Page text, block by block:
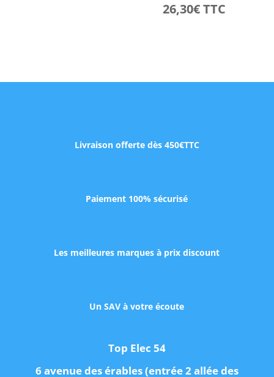
26,30€TTC
Livraison offerte dès 450€TTC
Paiement 100% sécurisé
Les meilleures marques à prix discount
Un SAV à votre écoute
Top Elec 54
6 avenue des érables (entrée 2 allée des